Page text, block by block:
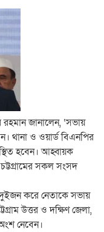
জানালেন, ‘সভায়
থানা ও ওয়ার্ড বিএনপির
হবেন। আহ্বায়ক
সকল সংসদ
করে নেতাকে সভায়
উত্তর ও দক্ষিণ জেলা,
নেবেন।